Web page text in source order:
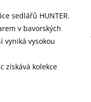
sedlářů HUNTER.
v bavorských
vyniká vysokou
získává kolekce